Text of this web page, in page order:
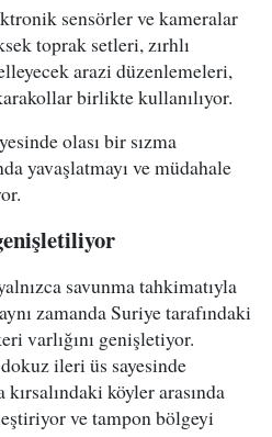
sensörler ve kameralar
toprak setleri, zırhlı
arazi düzenlemeleri,
birlikte kullanılıyor.
olası bir sızma
yavaşlatmayı ve müdahale
savunma tahkimatıyla
zamanda Suriye tarafındaki
varlığını genişletiyor.
ileri üs sayesinde
köyler arasında
ve tampon bölgeyi